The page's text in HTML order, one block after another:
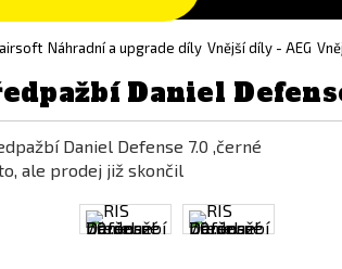
Náhradní a upgrade díly Vnější díly - AEG
Daniel
ale prodej již skončil